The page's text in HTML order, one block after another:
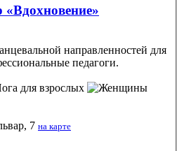
направленностей для
педагоги.
для взрослых
7 на карте